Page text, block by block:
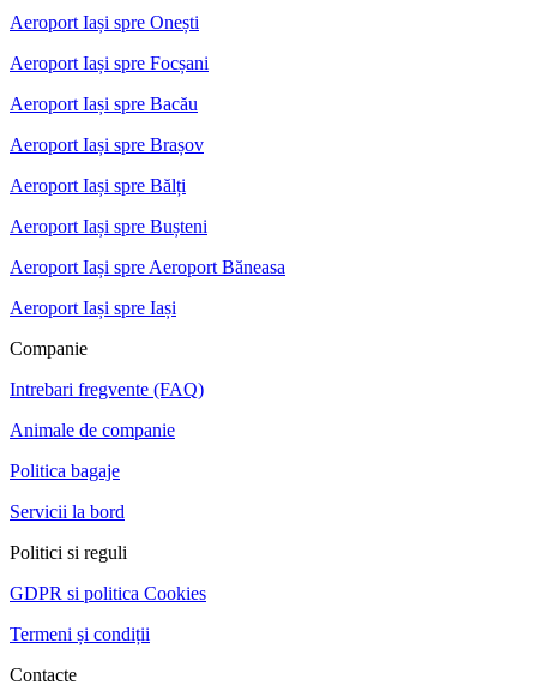
Aeroport Iași spre Onești
Aeroport Iași spre Focșani
Aeroport Iași spre Bacău
Aeroport Iași spre Brașov
Aeroport Iași spre Bălți
Aeroport Iași spre Bușteni
Aeroport Iași spre Aeroport Băneasa
Aeroport Iași spre Iași
Companie
Intrebari fregvente (FAQ)
Animale de companie
Politica bagaje
Servicii la bord
Politici si reguli
GDPR si politica Cookies
Termeni și condiții
Contacte